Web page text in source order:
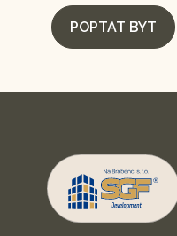
POPTAT BYT